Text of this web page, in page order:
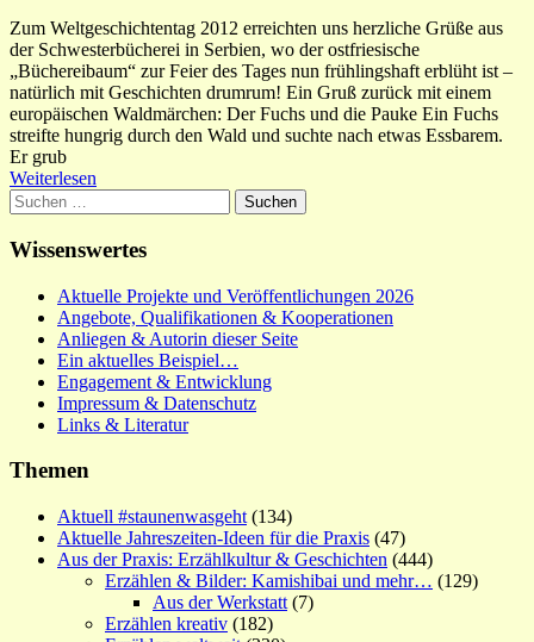
Zum Weltgeschichtentag 2012 erreichten uns herzliche Grüße aus
der Schwesterbücherei in Serbien, wo der ostfriesische
„Büchereibaum“ zur Feier des Tages nun frühlingshaft erblüht ist –
natürlich mit Geschichten drumrum! Ein Gruß zurück mit einem
europäischen Waldmärchen: Der Fuchs und die Pauke Ein Fuchs
streifte hungrig durch den Wald und suchte nach etwas Essbarem.
Er grub
Weiterlesen
Suchen
nach:
Wissenswertes
Aktuelle Projekte und Veröffentlichungen 2026
Angebote, Qualifikationen & Kooperationen
Anliegen & Autorin dieser Seite
Ein aktuelles Beispiel…
Engagement & Entwicklung
Impressum & Datenschutz
Links & Literatur
Themen
Aktuell #staunenwasgeht (134)
Aktuelle Jahreszeiten-Ideen für die Praxis (47)
Aus der Praxis: Erzählkultur & Geschichten (444)
Erzählen & Bilder: Kamishibai und mehr… (129)
Aus der Werkstatt (7)
Erzählen kreativ (182)